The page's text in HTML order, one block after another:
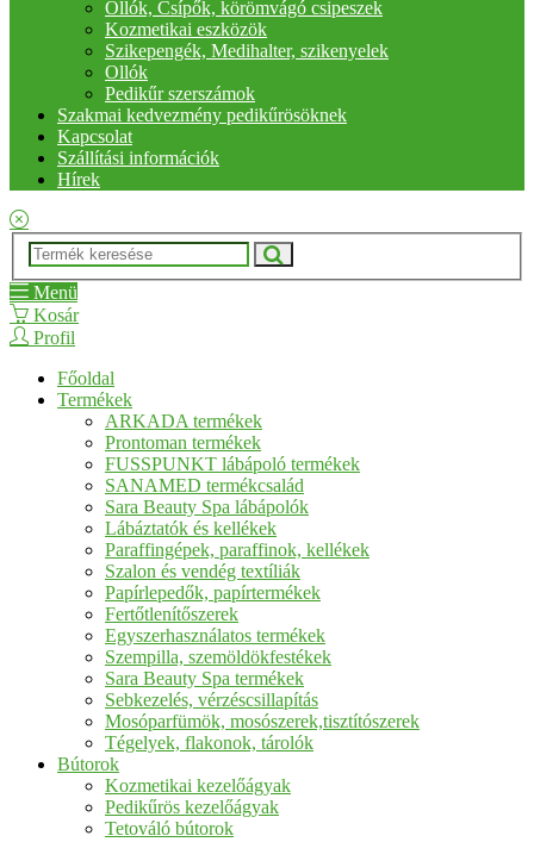
Ollók, Csípők, körömvágó csipeszek
Kozmetikai eszközök
Szikepengék, Medihalter, szikenyelek
Ollók
Pedikűr szerszámok
Szakmai kedvezmény pedikűrösöknek
Kapcsolat
Szállítási információk
Hírek
Menü
Kosár
Profil
Főoldal
Termékek
ARKADA termékek
Prontoman termékek
FUSSPUNKT lábápoló termékek
SANAMED termékcsalád
Sara Beauty Spa lábápolók
Lábáztatók és kellékek
Paraffingépek, paraffinok, kellékek
Szalon és vendég textíliák
Papírlepedők, papírtermékek
Fertőtlenítőszerek
Egyszerhasználatos termékek
Szempilla, szemöldökfestékek
Sara Beauty Spa termékek
Sebkezelés, vérzéscsillapítás
Mosóparfümök, mosószerek,tisztítószerek
Tégelyek, flakonok, tárolók
Bútorok
Kozmetikai kezelőágyak
Pedikűrös kezelőágyak
Tetováló bútorok